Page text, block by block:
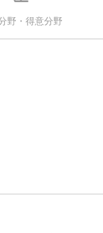
野・得意分野